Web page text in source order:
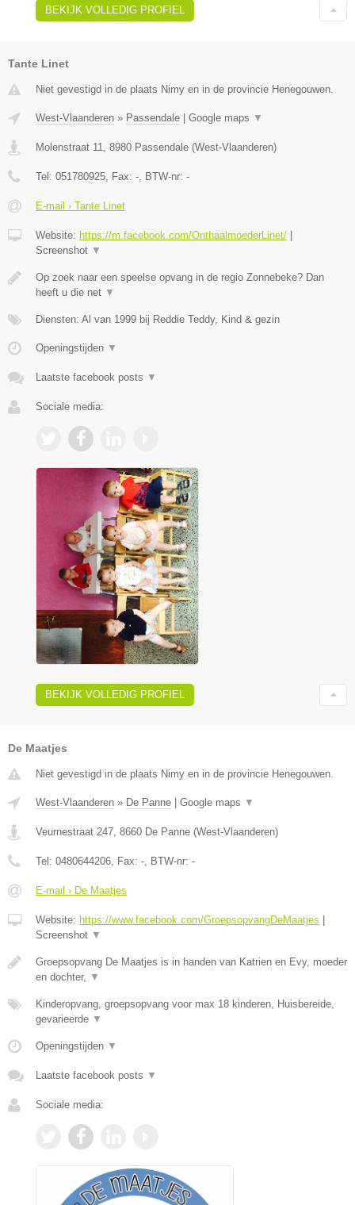
BEKIJK VOLLEDIG PROFIEL
Tante Linet
Niet gevestigd in de plaats Nimy en in de provincie Henegouwen.
West-Vlaanderen » Passendale Google maps ▼
Molenstraat 11 8980 Passendale (West-Vlaanderen)
Tel: 051780925 , Fax: - , BTW-nr: -
E-mail › Tante Linet
Website: https://m.facebook.com/OnthaalmoederLinet/
Screenshot ▼
Op zoek naar een speelse opvang in de regio Zonnebeke? Dan
heeft u die net ▼
Diensten: Al van 1999 bij Reddie Teddy, Kind & gezin
Openingstijden ▼
Laatste facebook posts ▼
Sociale media:
BEKIJK VOLLEDIG PROFIEL
De Maatjes
Niet gevestigd in de plaats Nimy en in de provincie Henegouwen.
West-Vlaanderen » De Panne Google maps ▼
Veurnestraat 247, 8660 De Panne (West-Vlaanderen)
Tel: 0480644206, Fax: -, BTW-nr: -
E-mail › De Maatjes
Website: https://www.facebook.com/GroepsopvangDeMaatjes
Screenshot ▼
Groepsopvang De Maatjes is in handen van Katrien en Evy, moeder
en dochter, ▼
Kinderopvang, groepsopvang voor max 18 kinderen, Huisbereide,
gevarieerde ▼
Openingstijden ▼
Laatste facebook posts ▼
Sociale media: